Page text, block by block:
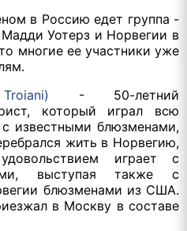
в Россию едет группа -
Уотерз и Норвегии в
многие ее участники уже
- 50-летний
который играл всю
известными блюзменами,
жить в Норвегию,
играет с
выступая также с
блюзменами из США.
в Москву в составе